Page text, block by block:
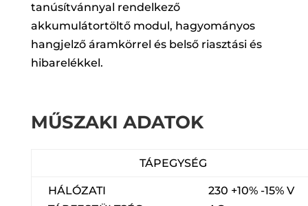
tanúsítvánnyal rendelkező
akkumulátortöltő modul, hagyományos
hangjelző áramkörrel és belső riasztási és
hibarelékkel.
MŰSZAKI ADATOK
TÁPEGYSÉG
HÁLÓZATI
230 +10% -15% V